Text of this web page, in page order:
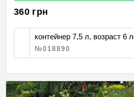
360 грн
контейнер 7,5 л, возраст 6
№018890